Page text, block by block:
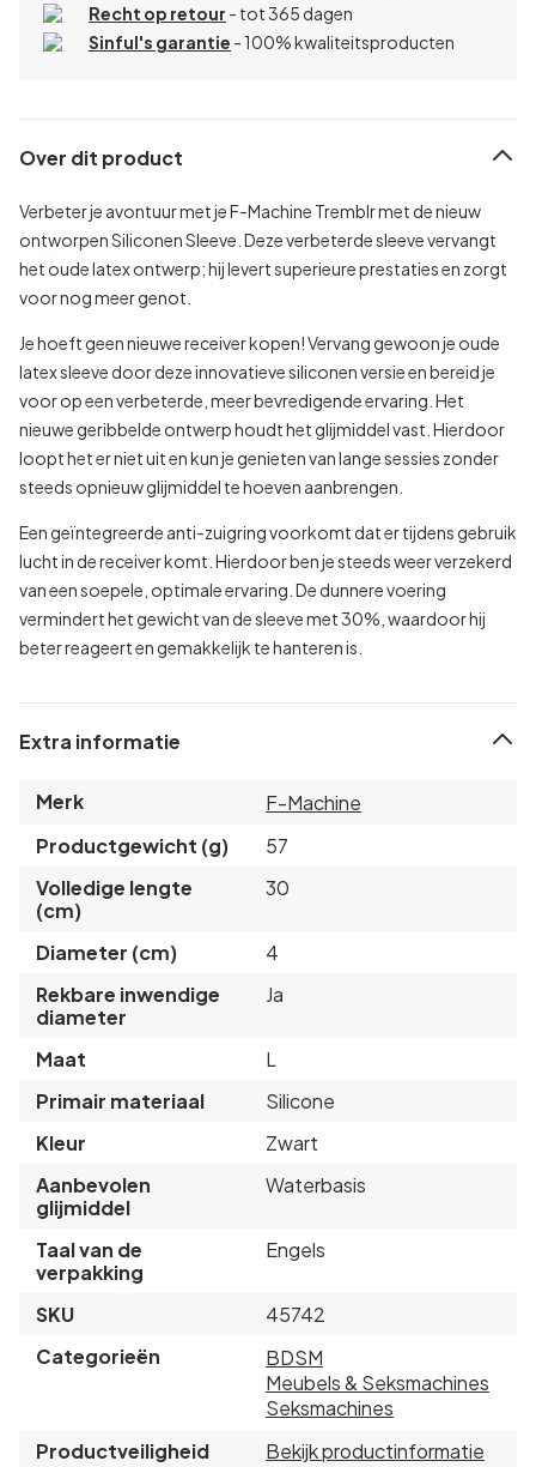
Recht op retour - tot 365 dagen
Sinful's garantie - 100% kwaliteitsproducten
Over dit product
Verbeter je avontuur met je F-Machine Tremblr met de nieuw
ontworpen Siliconen Sleeve. Deze verbeterde sleeve vervangt
het oude latex ontwerp; hij levert superieure prestaties en zorgt
voor nog meer genot.
Je hoeft geen nieuwe receiver kopen! Vervang gewoon je oude
latex sleeve door deze innovatieve siliconen versie en bereid je
voor op een verbeterde, meer bevredigende ervaring. Het
nieuwe geribbelde ontwerp houdt het glijmiddel vast. Hierdoor
loopt het er niet uit en kun je genieten van lange sessies zonder
steeds opnieuw glijmiddel te hoeven aanbrengen.
Een geïntegreerde anti-zuigring voorkomt dat er tijdens gebruik
lucht in de receiver komt. Hierdoor ben je steeds weer verzekerd
van een soepele, optimale ervaring. De dunnere voering
vermindert het gewicht van de sleeve met 30%, waardoor hij
beter reageert en gemakkelijk te hanteren is.
Extra informatie
Merk
F-Machine
Productgewicht (g)
57
Volledige lengte
(cm)
30
Diameter (cm)
4
Rekbare inwendige
diameter
Ja
Maat
L
Primair materiaal
Silicone
Kleur
Zwart
Aanbevolen
glijmiddel
Waterbasis
Taal van de
verpakking
Engels
SKU
45742
Categorieën
BDSM
Meubels & Seksmachines
Seksmachines
Productveiligheid
Bekijk productinformatie